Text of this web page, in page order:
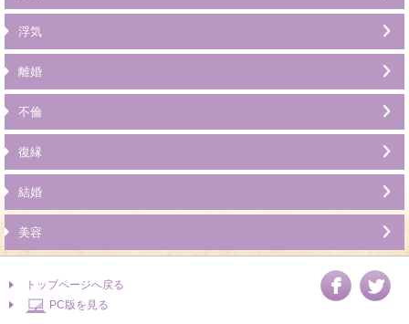
浮気
離婚
不倫
復縁
結婚
美容
トップページへ戻る
PC版を見る